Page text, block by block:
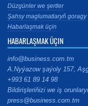
Düzgünler we şertler
Şahsy maglumatlaryň goragy
Habarlaşmak üçin
HABARLAŞMAK ÜÇIN
info@business.com.tm
A.Nyýazow şaýoly 157,
+993 61 89 14 98
Bildirişleriňizi we iş
press@business.com.tm